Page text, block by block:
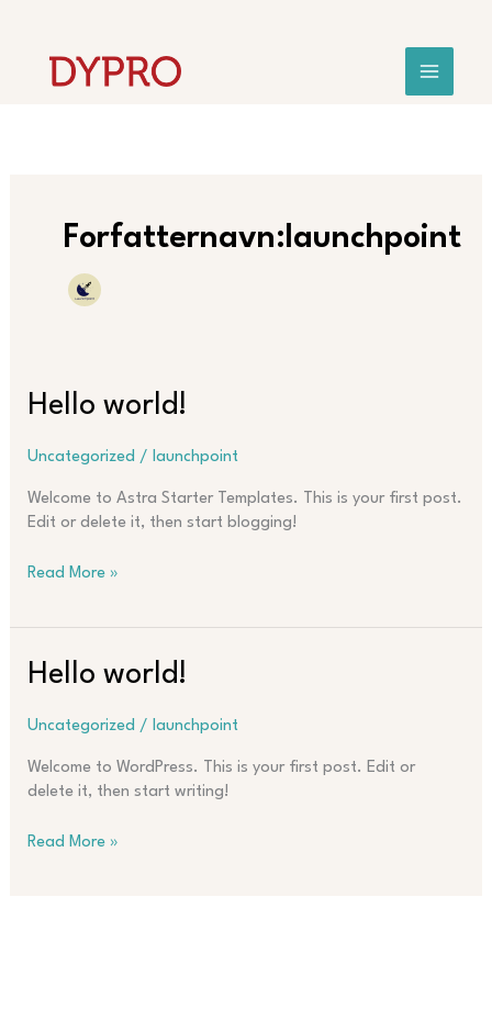
innholdet
Forfatternavn:launchpoint
Hello world!
Uncategorized / launchpoint
Welcome to Astra Starter Templates. This is your first post.
Edit or delete it, then start blogging!
Hello
Read More »
Hello world!
Uncategorized / launchpoint
Welcome to WordPress. This is your first post. Edit or
delete it, then start writing!
Hello
world!
Read More »